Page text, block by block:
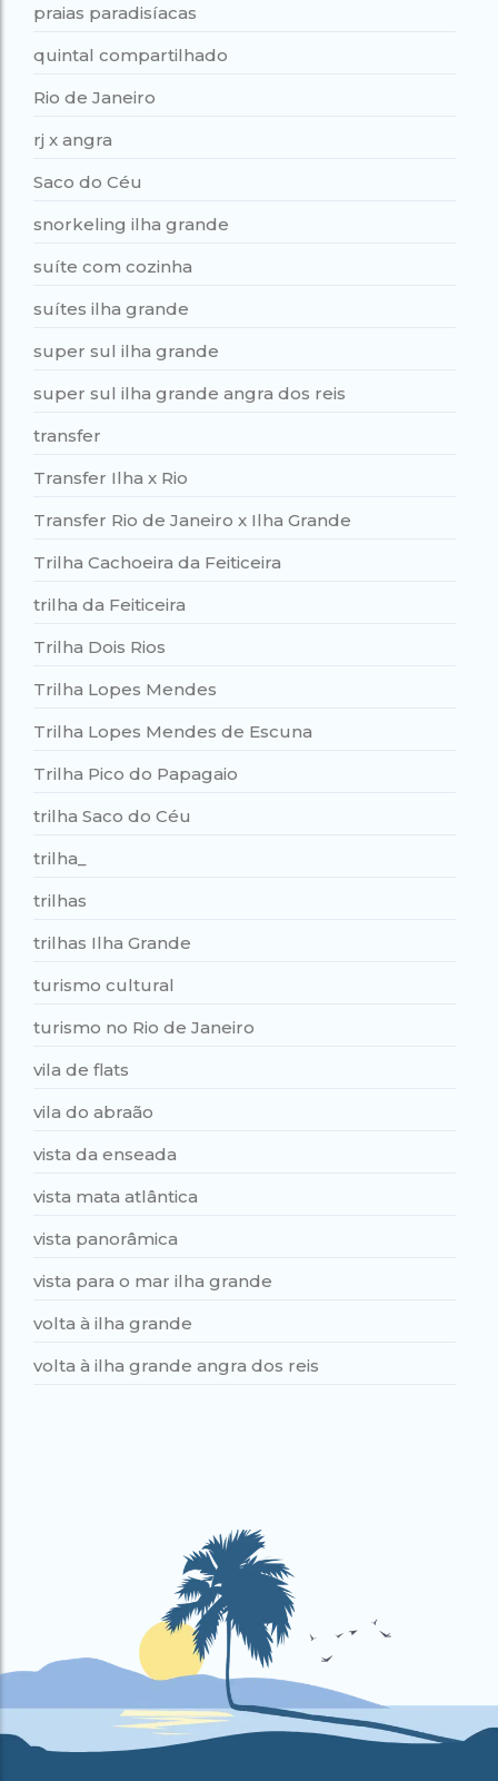
praias paradisíacas
quintal compartilhado
Rio de Janeiro
rj x angra
Saco do Céu
snorkeling ilha grande
suíte com cozinha
suítes ilha grande
super sul ilha grande
super sul ilha grande angra dos reis
transfer
Transfer Ilha x Rio
Transfer Rio de Janeiro x Ilha Grande
Trilha Cachoeira da Feiticeira
trilha da Feiticeira
Trilha Dois Rios
Trilha Lopes Mendes
Trilha Lopes Mendes de Escuna
Trilha Pico do Papagaio
trilha Saco do Céu
trilha_
trilhas
trilhas Ilha Grande
turismo cultural
turismo no Rio de Janeiro
vila de flats
vila do abraão
vista da enseada
vista mata atlântica
vista panorâmica
vista para o mar ilha grande
volta à ilha grande
volta à ilha grande angra dos reis